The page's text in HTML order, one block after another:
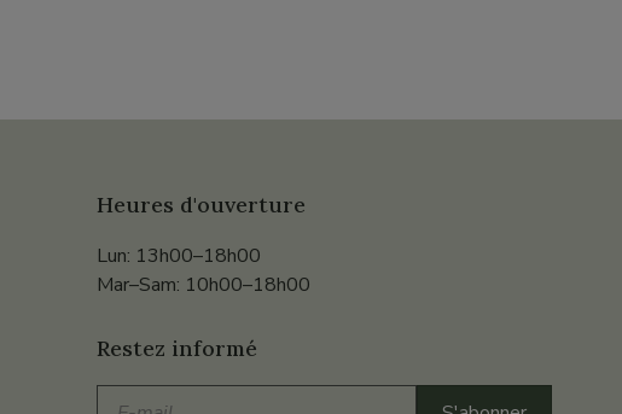
Heures d'ouverture
Lun: 13h00–18h00
Mar–Sam: 10h00–18h00
Restez informé